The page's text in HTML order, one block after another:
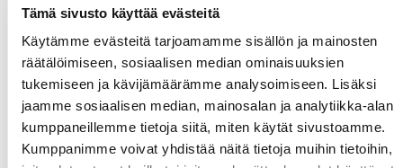
Tämä sivusto käyttää evästeitä
Käytämme evästeitä tarjoamamme sisällön ja mainosten
räätälöimiseen, sosiaalisen median ominaisuuksien
tukemiseen ja kävijämäärämme analysoimiseen. Lisäksi
jaamme sosiaalisen median, mainosalan ja analytiikka-alan
kumppaneillemme tietoja siitä, miten käytät sivustoamme.
Kumppanimme voivat yhdistää näitä tietoja muihin tietoihin,